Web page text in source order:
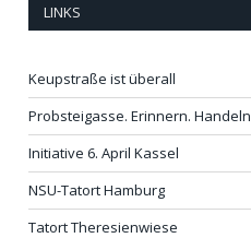
LINKS
Keupstraße ist überall
Probsteigasse. Erinnern. Handeln
Initiative 6. April Kassel
NSU-Tatort Hamburg
Tatort Theresienwiese